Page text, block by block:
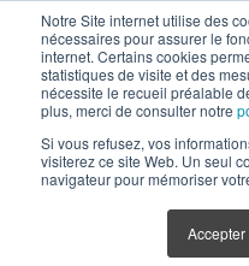
Notre Site internet utilise des
nécessaires pour assurer le
internet. Certains cookies
statistiques de visite et des
nécessite le recueil préalable
plus, merci de consulter notre
Si vous refusez, vos
visiterez ce site Web. Un seul
navigateur pour mémoriser
Accepter
Contact